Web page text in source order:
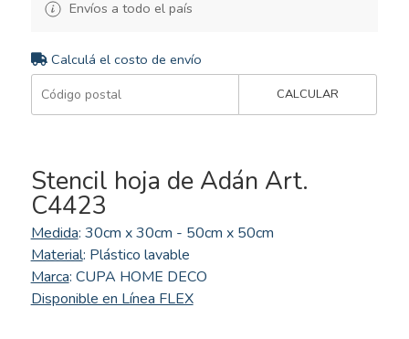
Envíos a todo el país
Calculá el costo de envío
CALCULAR
Stencil hoja de Adán Art.
C4423
Medida: 30cm x 30cm - 50cm x 50cm
Material: Plástico lavable
Marca: CUPA HOME DECO
Disponible en Línea FLEX